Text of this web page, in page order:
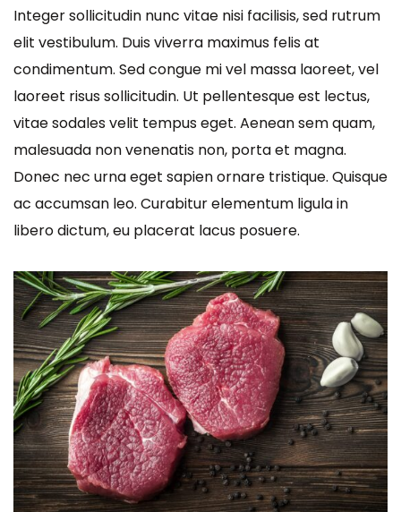
Integer sollicitudin nunc vitae nisi facilisis, sed rutrum
elit vestibulum. Duis viverra maximus felis at
condimentum. Sed congue mi vel massa laoreet, vel
laoreet risus sollicitudin. Ut pellentesque est lectus,
vitae sodales velit tempus eget. Aenean sem quam,
malesuada non venenatis non, porta et magna.
Donec nec urna eget sapien ornare tristique. Quisque
ac accumsan leo. Curabitur elementum ligula in
libero dictum, eu placerat lacus posuere.